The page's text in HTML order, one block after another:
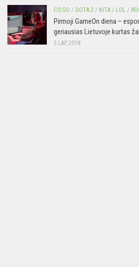
CS:GO / DOTA 2 / KITA / LOL /
Pirmoji GameOn diena –
geriausias Lietuvoje kurtas
3 LAP, 2018